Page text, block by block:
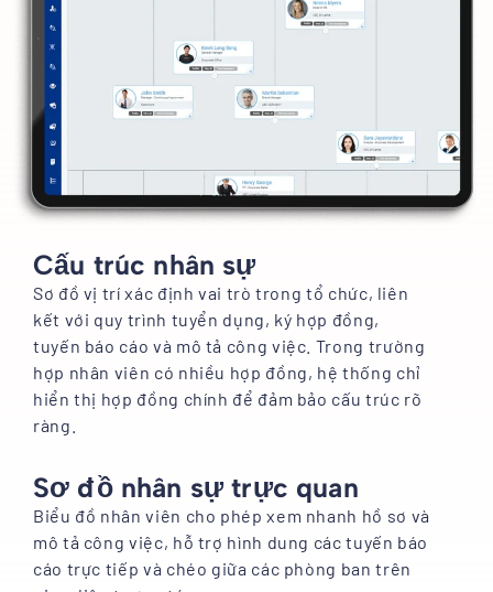
Cấu trúc nhân sự
Sơ đồ vị trí xác định vai trò trong tổ chức, liên
kết với quy trình tuyển dụng, ký hợp đồng,
tuyến báo cáo và mô tả công việc. Trong trường
hợp nhân viên có nhiều hợp đồng, hệ thống chỉ
hiển thị hợp đồng chính để đảm bảo cấu trúc rõ
ràng.
Sơ đồ nhân sự trực quan
Biểu đồ nhân viên cho phép xem nhanh hồ sơ và
mô tả công việc, hỗ trợ hình dung các tuyến báo
cáo trực tiếp và chéo giữa các phòng ban trên